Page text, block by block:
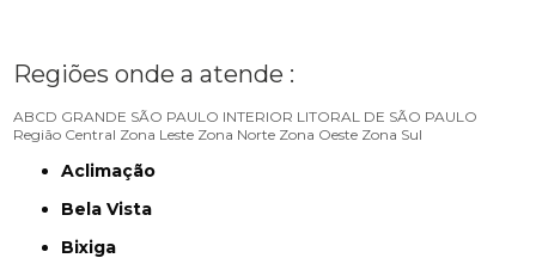
Regiões onde a atende :
ABCD GRANDE SÃO PAULO INTERIOR LITORAL DE SÃO PAULO
Região Central Zona Leste Zona Norte Zona Oeste Zona Sul
Aclimação
Bela Vista
Bixiga